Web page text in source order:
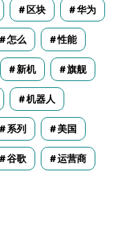
区块 华为
怎么 性能
新机 旗舰
机器人
系列 美国
谷歌 运营商